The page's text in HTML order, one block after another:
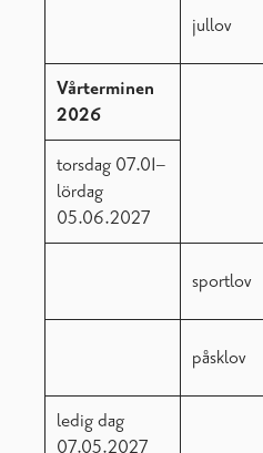
jullov
Vårterminen
2026
torsdag 07.01–
lördag
05.06.2027
sportlov
påsklov
ledig dag
07.05.2027